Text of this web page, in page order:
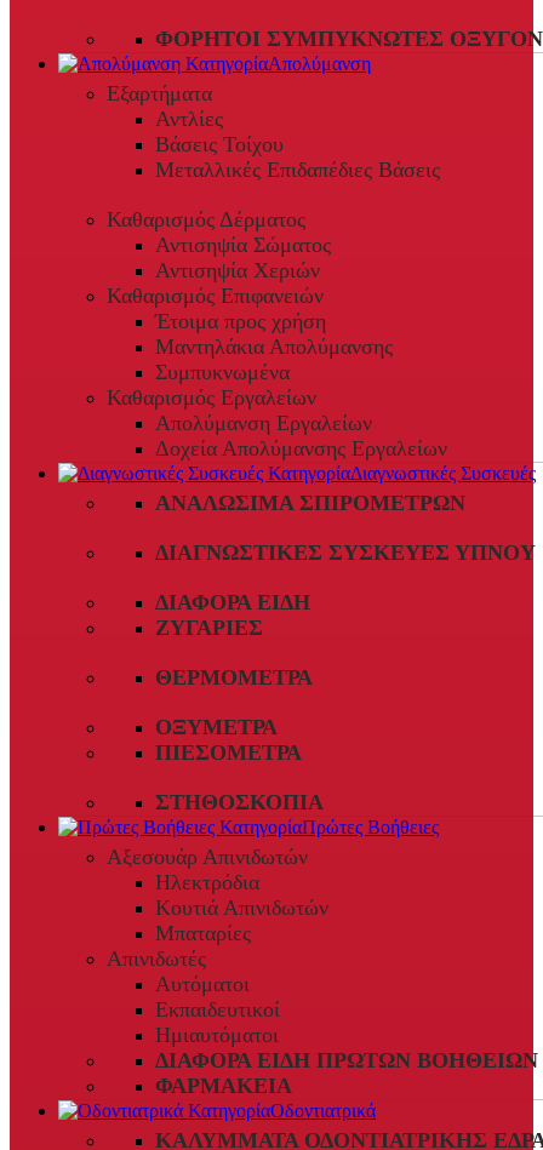
ΦΟΡΗΤΟΊ ΣΥΜΠΥΚΝΩΤΈΣ
Απολύμανση
Εξαρτήματα
Αντλίες
Βάσεις Τοίχου
Μεταλλικές Επιδαπέδιες Βάσεις
Καθαρισμός Δέρματος
Αντισηψία Σώματος
Αντισηψία Χεριών
Καθαρισμός Επιφανειών
Έτοιμα προς χρήση
Μαντηλάκια Απολύμανσης
Συμπυκνωμένα
Καθαρισμός Εργαλείων
Απολύμανση Εργαλείων
Δοχεία Απολύμανσης Εργαλείων
Διαγνωστικές Συσκευές
ΑΝΑΛΏΣΙΜΑ ΣΠΙΡΟΜΈΤΡΩΝ
ΔΙΑΓΝΩΣΤΙΚΈΣ ΣΥΣΚΕΥΈΣ ΎΠΝΟΥ
ΔΙΆΦΟΡΑ ΕΊΔΗ
ΖΥΓΑΡΙΈΣ
ΘΕΡΜΌΜΕΤΡΑ
ΟΞΎΜΕΤΡΑ
ΠΙΕΣΌΜΕΤΡΑ
ΣΤΗΘΟΣΚΌΠΙΑ
Πρώτες Βοήθειες
Αξεσουάρ Απινιδωτών
Ηλεκτρόδια
Κουτιά Απινιδωτών
Μπαταρίες
Απινιδωτές
Αυτόματοι
Εκπαιδευτικοί
Ημιαυτόματοι
ΔΙΆΦΟΡΑ ΕΊΔΗ ΠΡΏΤΩΝ ΒΟΗΘΕΙΏΝ
ΦΑΡΜΑΚΕΊΑ
Οδοντιατρικά
ΚΑΛΎΜΜΑΤΑ ΟΔΟΝΤΙΑΤΡΙΚΉΣ